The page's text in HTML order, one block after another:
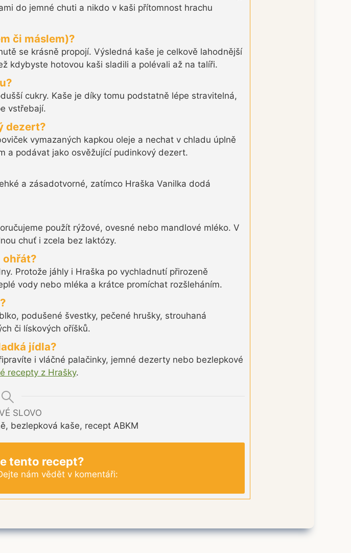
do jemné chuti a nikdo v kaši přítomnost hrachu
či máslem)?
se krásně propojí. Výsledná kaše je celkově lahodnější
kdybyste hotovou kaši sladili a polévali až na talíři.
cukry. Kaše je díky tomu podstatně lépe stravitelná,
vstřebají.
dezert?
vymazaných kapkou oleje a nechat v chladu úplně
a podávat jako osvěžující pudinkový dezert.
a zásadotvorné, zatímco Hraška Vanilka dodá
použít rýžové, ovesné nebo mandlové mléko. V
chuť i zcela bez laktózy.
ohřát?
Protože jáhly i Hraška po vychladnutí přirozeně
vody nebo mléka a krátce promíchat rozšleháním.
podušené švestky, pečené hrušky, strouhaná
či lískových oříšků.
jídla?
i vláčné palačinky, jemné dezerty nebo bezlepkové
recepty z Hrašky.
SLOVO
bezlepková kaše, recept ABKM
tento recept?
nám vědět v komentáři: